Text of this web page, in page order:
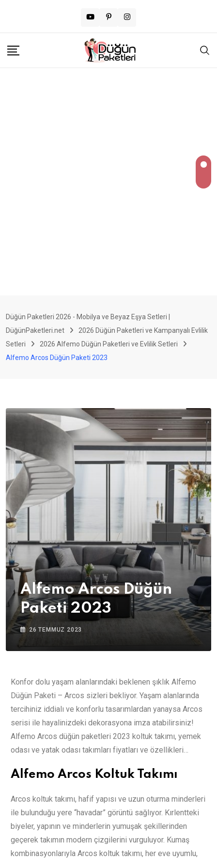
Düğün Paketleri 2026 - Mobilya ve Beyaz Eşya Setleri |
DüğünPaketleri.net
2026 Düğün Paketleri ve Kampanyalı Evlilik
Setleri
2026 Alfemo Düğün Paketleri ve Evlilik Setleri
Alfemo Arcos Düğün Paketi 2023
Alfemo Arcos Düğün
Paketi 2023
26 TEMMUZ 2023
Konfor dolu yaşam alanlarındaki beklenen şıklık Alfemo
Düğün Paketi – Arcos sizleri bekliyor. Yaşam alanlarında
tercihiniz iddialı ve konforlu tasarımlardan yanaysa Arcos
serisi ile hayalinizdeki dekorasyona imza atabilirsiniz!
Alfemo Arcos düğün paketleri 2023 koltuk takımı, yemek
odası ve yatak odası takımları fiyatları ve özellikleri…
Alfemo Arcos Koltuk Takımı
Arcos koltuk takımı, hafif yapısı ve uzun oturma minderleri
ile bulunduğu yere “havadar” görüntü sağlıyor. Kırlentteki
biyeler, yapının ve minderlerin yumuşak şekillerinden
geçerek takımın modern çizgilerini vurguluyor. Kumaş
kombinasyonlarıyla Arcos koltuk takımı, her eve uyumlu,